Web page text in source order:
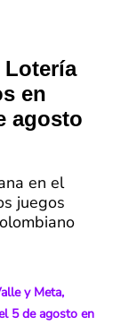
Lotería
en
agosto
en el
juegos
y Meta,
5 de agosto en